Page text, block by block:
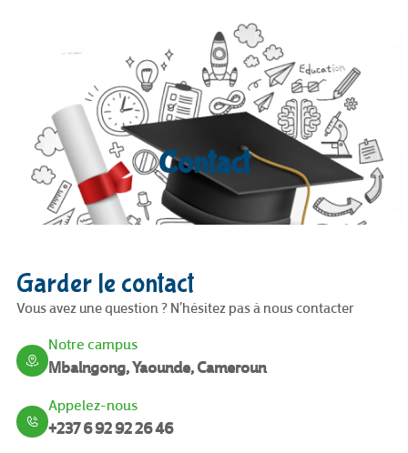
Contact
Garder le contact
Vous avez une question ? N’hésitez pas à nous contacter
Notre campus
Mbalngong, Yaounde, Cameroun
Appelez-nous
+237 6 92 92 26 46